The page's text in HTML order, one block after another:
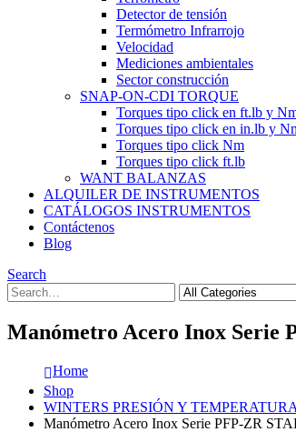
Detector de tensión
Termómetro Infrarrojo
Velocidad
Mediciones ambientales
Sector construcción
SNAP-ON-CDI TORQUE
Torques tipo click en ft.lb y
Torques tipo click en in.lb y
Torques tipo click Nm
Torques tipo click ft.lb
WANT BALANZAS
ALQUILER DE INSTRUMENTOS
CATÁLOGOS INSTRUMENTOS
Contáctenos
Blog
Search
Manómetro Acero Inox Serie
Home
Shop
WINTERS PRESIÓN Y TEMPERATURA
Manómetro Acero Inox Serie PFP-ZR